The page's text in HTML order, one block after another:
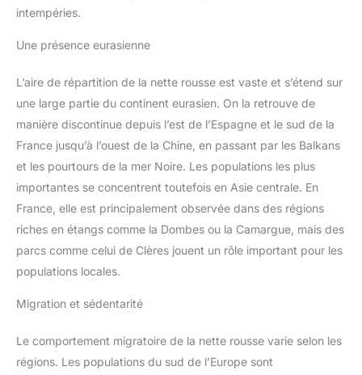
intempéries.
Une présence eurasienne
L’aire de répartition de la nette rousse est vaste et s’étend sur
une large partie du continent eurasien. On la retrouve de
manière discontinue depuis l’est de l’Espagne et le sud de la
France jusqu’à l’ouest de la Chine, en passant par les Balkans
et les pourtours de la mer Noire. Les populations les plus
importantes se concentrent toutefois en Asie centrale. En
France, elle est principalement observée dans des régions
riches en étangs comme la Dombes ou la Camargue, mais des
parcs comme celui de Clères jouent un rôle important pour les
populations locales.
Migration et sédentarité
Le comportement migratoire de la nette rousse varie selon les
régions. Les populations du sud de l’Europe sont